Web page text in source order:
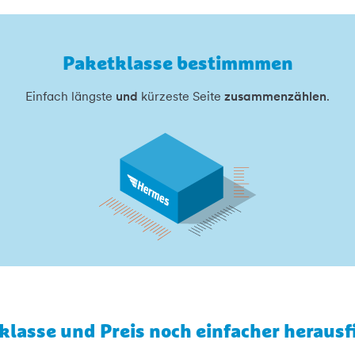
Paketklasse bestimmmen
Einfach längste und kürzeste Seite zusammenzählen.
und Preis noch einfacher